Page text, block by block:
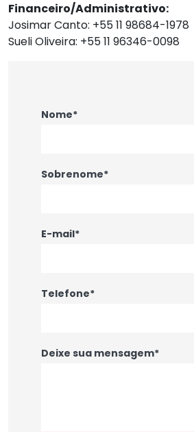
Financeiro/Administrativo:
Josimar Canto: +55 11 98684-1978
Sueli Oliveira: +55 11 96346-0098
Nome*
Sobrenome*
E-mail*
Telefone*
Deixe sua mensagem*